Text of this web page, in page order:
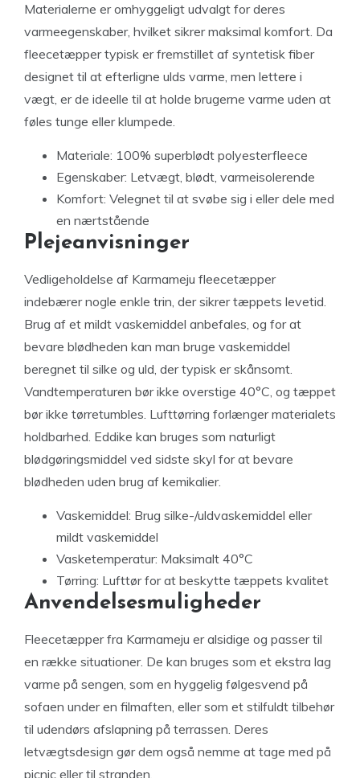
Materialerne er omhyggeligt udvalgt for deres
varmeegenskaber, hvilket sikrer maksimal komfort. Da
fleecetæpper typisk er fremstillet af syntetisk fiber
designet til at efterligne ulds varme, men lettere i
vægt, er de ideelle til at holde brugerne varme uden at
føles tunge eller klumpede.
Materiale: 100% superblødt polyesterfleece
Egenskaber: Letvægt, blødt, varmeisolerende
Komfort: Velegnet til at svøbe sig i eller dele med
en nærtstående
Plejeanvisninger
Vedligeholdelse af Karmameju fleecetæpper
indebærer nogle enkle trin, der sikrer tæppets levetid.
Brug af et mildt vaskemiddel anbefales, og for at
bevare blødheden kan man bruge vaskemiddel
beregnet til silke og uld, der typisk er skånsomt.
Vandtemperaturen bør ikke overstige 40°C, og tæppet
bør ikke tørretumbles. Lufttørring forlænger materialets
holdbarhed. Eddike kan bruges som naturligt
blødgøringsmiddel ved sidste skyl for at bevare
blødheden uden brug af kemikalier.
Vaskemiddel: Brug silke-/uldvaskemiddel eller
mildt vaskemiddel
Vasketemperatur: Maksimalt 40°C
Tørring: Lufttør for at beskytte tæppets kvalitet
Anvendelsesmuligheder
Fleecetæpper fra Karmameju er alsidige og passer til
en række situationer. De kan bruges som et ekstra lag
varme på sengen, som en hyggelig følgesvend på
sofaen under en filmaften, eller som et stilfuldt tilbehør
til udendørs afslapning på terrassen. Deres
letvægtsdesign gør dem også nemme at tage med på
picnic eller til stranden.